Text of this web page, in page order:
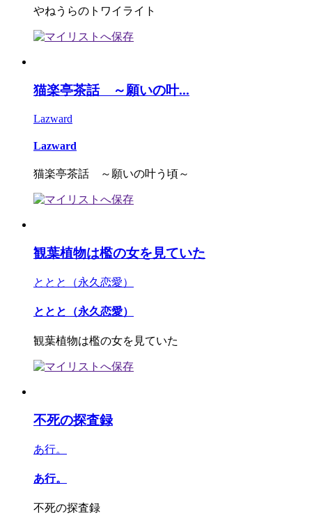
やねうらのトワイライト
猫楽亭茶話 ～願いの叶...
Lazward
Lazward
猫楽亭茶話 ～願いの叶う頃～
観葉植物は檻の女を見ていた
ととと（永久恋愛）
ととと（永久恋愛）
観葉植物は檻の女を見ていた
不死の探査録
あ行。
あ行。
不死の探査録